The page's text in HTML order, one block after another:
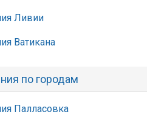
Ливии
Ватикана
по городам
Палласовка